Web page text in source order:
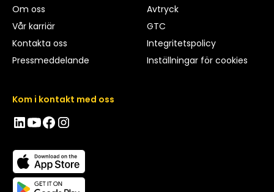
Om oss
Vår karriär
Kontakta oss
Pressmeddelande
Avtryck
GTC
Integritetspolicy
Inställningar för cookies
Kom i kontakt med oss